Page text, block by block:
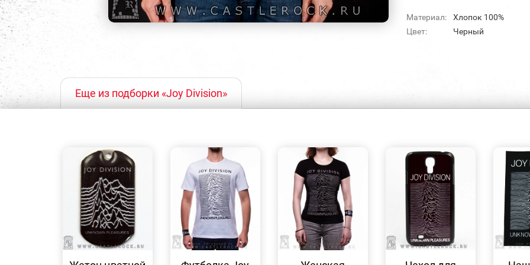
Материал:
Хлопок 100%
Цвет:
Черный
Еще из подборки «Joy Division»
ПРОСМОТР